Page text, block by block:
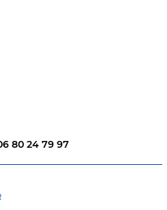
80 24 79 97‬